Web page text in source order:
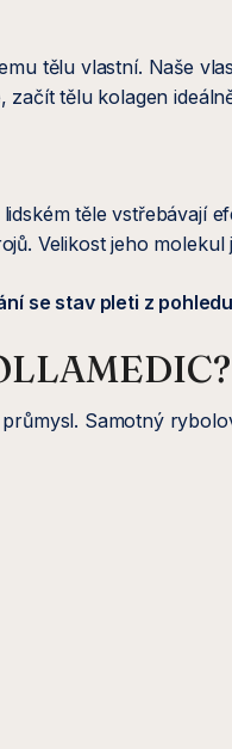
tělu vlastní. Naše
začít tělu kolagen
těle vstřebávají
Velikost jeho molekul
se stav pleti z
Samotný